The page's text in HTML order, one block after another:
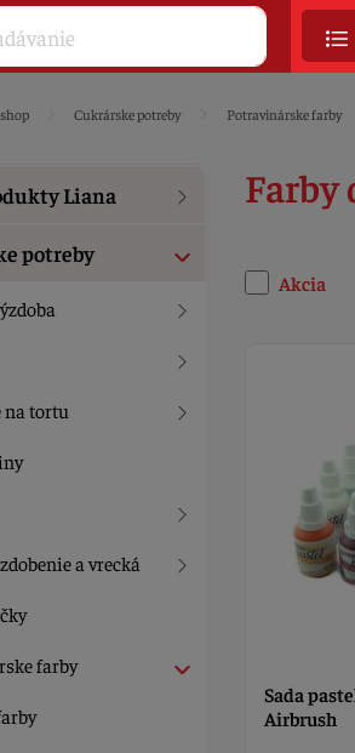
Cukrárske potreby Potravinárske farby
Farby
Akcia
Sada
Airbrush
Liana
potreby
na tortu
a vrecká
farby